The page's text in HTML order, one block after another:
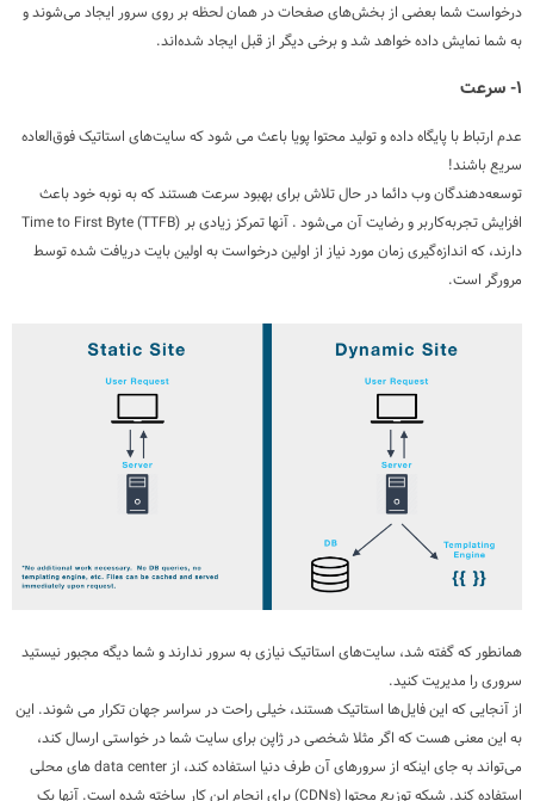
درخواست شما بعضی از بخش‌های صفحات در همان لحظه بر روی سرور ایجاد می‌شوند و
به شما نمایش داده خواهد شد و برخی دیگر از قبل ایجاد شده‌اند.
۱- سرعت
عدم ارتباط با پایگاه داده و تولید محتوا پویا باعث می شود که سایت‌های استاتیک فوق‌العاده
سریع باشند!
توسعه‌دهندگان وب دائما در حال تلاش برای بهبود سرعت هستند که به نوبه خود باعث
افزایش تجربه‌کاربر و رضایت آن می‌شود . آنها تمرکز زیادی بر Time to First Byte (TTFB)
دارند، که اندازه‌گیری زمان مورد نیاز از اولین درخواست به اولین بایت دریافت شده توسط
مرورگر است.
همانطور که گفته شد، سایت‌های استاتیک نیازی به سرور ندارند و شما دیگه مجبور نیستید
سروری را مدیریت کنید.
از آنجایی که این فایل‌ها استاتیک هستند، خیلی راحت در سراسر جهان تکرار می شوند. این
به این معنی هست که اگر مثلا شخصی در ژاپن برای سایت شما در خواستی ارسال کند،
می‌تواند به جای اینکه از سرورهای آن طرف دنیا استفاده کند، از data center های محلی